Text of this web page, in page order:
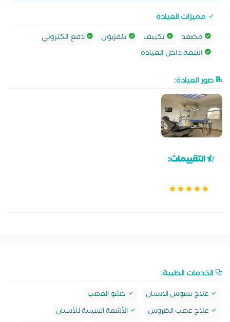
مميزات العيادة
مصعد
تكييف تلفزيون
دفع الكتروني
اشعة داخل العيادة
صور العيادة:
التقييمات:
الخدمات الطبية:
علاج تسوس الاسنان
حشو العصب
علاج عصب الضروس
الأشعة السينية للأسنان